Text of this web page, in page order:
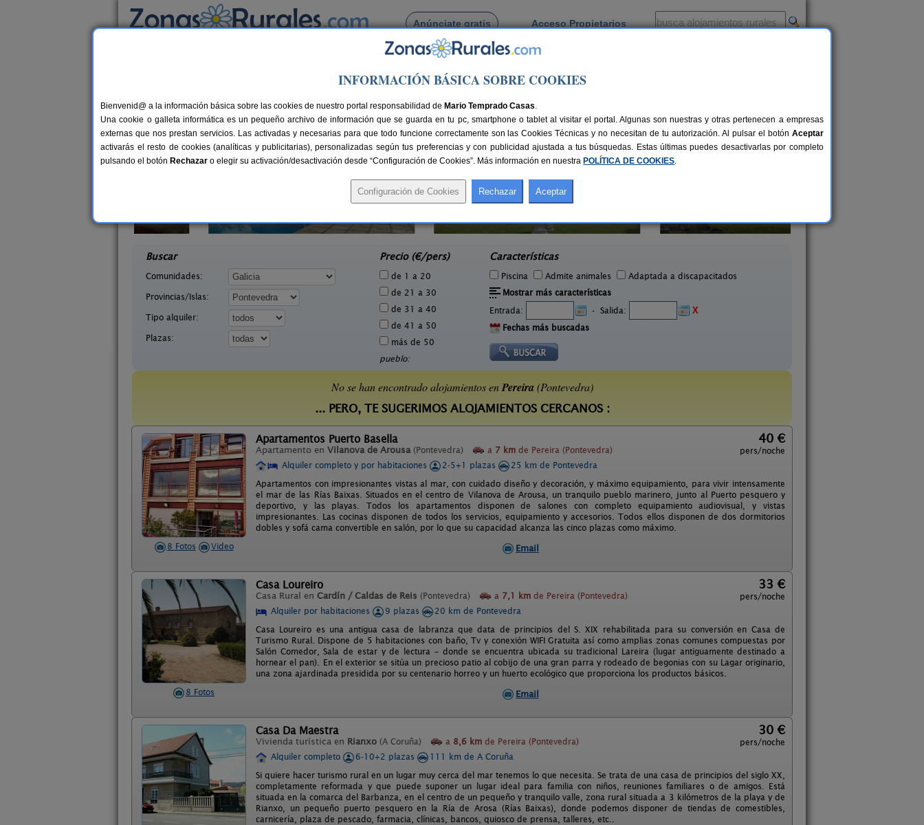
Anúnciate gratis Acceso Propietarios
Busca por pueblo
Casas Rurales cerca de Pereira
21 €
Casa de Cacheiro
Buscar
Comunidades:
Provincias/Islas:
Tipo alquiler:
Plazas:
Precio (€/pers)
de 1 a 20
de 21 a 30
de 31 a 40
de 41 a 50
más de 50
pueblo:
Características
Piscina Admite animales
Adaptada a discapacitados
Mostrar más características
Entrada:
- Salida:
X
Fechas más buscadas
No se han encontrado alojamientos enPereira (Pontevedra)
... PERO, TE SUGERIMOS ALOJAMIENTOS CERCANOS :
8 Fotos Video
Apartamentos Puerto Basella
Apartamento en Vilanova de Arousa (Pontevedra) a 7 km de Pereira (Pontevedra)
40 €
pers/noche
Alquiler completo y por habitaciones
2-5+1 plazas
25 km de Pontevedra
Apartamentos con impresionantes vistas al mar, con cuidado diseño y decoración, y máximo equipamiento, para vivir intensamente
el mar de las Rías Baixas. Situados en el centro de Vilanova de Arousa, un tranquilo pueblo marinero, junto al Puerto pesquero y
deportivo, y las playas. Todos los apartamentos disponen de salones con completo equipamiento audiovisual, y vistas
impresionantes. Las cocinas disponen de todos los servicios, equipamiento y accesorios. Todos ellos disponen de dos dormitorios
dobles y sofá cama convertible en salón, por lo que su capacidad alcanza las cinco plazas como máximo.
Email
8 Fotos
Casa Loureiro
Casa Rural en Cardín / Caldas de Reis (Pontevedra) a 7,1 km de Pereira (Pontevedra)
33 €
pers/noche
Alquiler por habitaciones
9 plazas
20 km de Pontevedra
Casa Loureiro es una antigua casa de labranza que data de principios del S. XIX rehabilitada para su conversión en Casa de
Turismo Rural. Dispone de 5 habitaciones con baño, Tv y conexión WIFI Gratuita así como amplias zonas comunes compuestas por
Salón Comedor, Sala de estar y de lectura – donde se encuentra ubicada su tradicional Lareira (lugar antiguamente destinado a
hornear el pan). En el exterior se sitúa un precioso patio al cobijo de una gran parra y rodeado de begonias con su Lagar originario,
una zona ajardinada presidida por su centenario horreo y un huerto ecológico que proporciona los productos básicos.
Email
Casa Da Maestra
Vivienda turística en Rianxo (A Coruña) a 8,6 km de Pereira (Pontevedra)
30 €
pers/noche
Alquiler completo
6-10+2 plazas
111 km de A Coruña
Si quiere hacer turismo rural en un lugar muy cerca del mar tenemos lo que necesita. Se trata de una casa de principios del siglo XX,
completamente reformada y que puede suponer un lugar ideal para familia con niños, reuniones familiares o de amigos. Está
situada en la comarca del Barbanza, en el centro de un pequeño y tranquilo valle, zona rural situada a 3 kilómetros de la playa y de
Rianxo, un pequeño puerto pesquero en la Ría de Arosa (Rías Baixas), donde podemos disponer de tiendas de comestibles,
carnicería, plaza de pescado, farmacia, clínicas, bancos, quiosco de prensa, talleres, etc..
INFORMACIÓN BÁSICA SOBRE COOKIES
Bienvenid@ a la información básica sobre las cookies de nuestro portal responsabilidad de Mario Temprado Casas.
Una cookie o galleta informática es un pequeño archivo de información que se guarda en tu pc, smartphone o tablet al visitar el portal. Algunas son nuestras y otras pertenecen a empresas
externas que nos prestan servicios. Las activadas y necesarias para que todo funcione correctamente son las Cookies Técnicas y no necesitan de tu autorización. Al pulsar el botón Aceptar
activarás el resto de cookies (analíticas y publicitarias), personalizadas según tus preferencias y con publicidad ajustada a tus búsquedas. Estas últimas puedes desactivarlas por completo
pulsando el botón Rechazar o elegir su activación/desactivación desde “Configuración de Cookies”. Más información en nuestra POLÍTICA DE COOKIES.